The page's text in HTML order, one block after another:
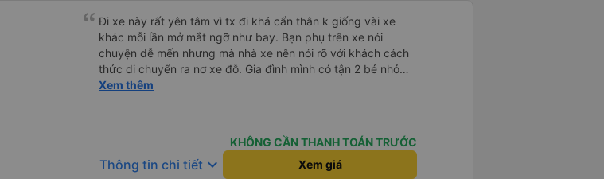
Đi xe này rất yên tâm vì tx đi khá cẩn thân k giống vài xe
khác mỗi lần mở mắt ngỡ như bay. Bạn phụ trên xe nói
chuyện dễ mến nhưng mà nhà xe nên nói rõ với khách cách
thức di chuyển ra nơ xe đỗ. Gia đình mình có tận 2 bé nhỏ
tay xách nách mang mà mình bị xoay vòng vòng đi bộ đến
Xem thêm
KHÔNG CẦN THANH TOÁN TRƯỚC
Thông tin chi tiết keyboard_arrow_down Xem giá